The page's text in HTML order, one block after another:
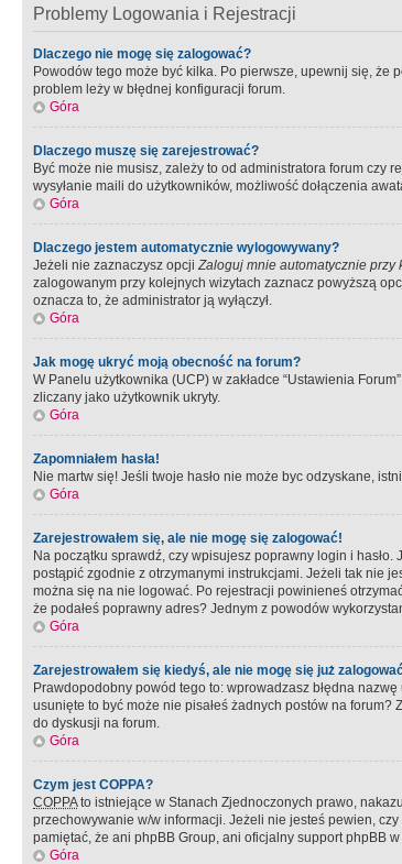
Problemy Logowania i Rejestracji
Dlaczego nie mogę się zalogować?
Powodów tego może być kilka. Po pierwsze, upewnij się, że
problem leży w błędnej konfiguracji forum.
Góra
Dlaczego muszę się zarejestrować?
Być może nie musisz, zależy to od administratora forum
wysyłanie maili do użytkowników, możliwość dołączenia
Góra
Dlaczego jestem automatycznie wylogowywany?
Jeżeli nie zaznaczysz opcjiZaloguj mnie automatycznie przy
zalogowanym przy kolejnych wizytach zaznacz powyższą
oznacza to, że administrator ją wyłączył.
Góra
Jak mogę ukryć moją obecność na forum?
W Panelu użytkownika (UCP) w zakładce “Ustawienia
zliczany jako użytkownik ukryty.
Góra
Zapomniałem hasła!
Nie martw się! Jeśli twoje hasło nie może byc odzyskane,
Góra
Zarejestrowałem się, ale nie mogę się zalogować!
Na początku sprawdź, czy wpisujesz poprawny login i
postąpić zgodnie z otrzymanymi instrukcjami. Jeżeli tak nie
można się na nie logować. Po rejestracji powinieneś
że podałeś poprawny adres? Jednym z powodów
Góra
Zarejestrowałem się kiedyś, ale nie mogę się już
Prawdopodobny powód tego to: wprowadzasz błędna
usunięte to być może nie pisałeś żadnych postów na
do dyskusji na forum.
Góra
Czym jest COPPA?
COPPAto istniejące w Stanach Zjednoczonych prawo,
przechowywanie w/w informacji. Jeżeli nie jesteś pewien,
pamiętać, że ani phpBB Group, ani oficjalny support phpBB
Góra